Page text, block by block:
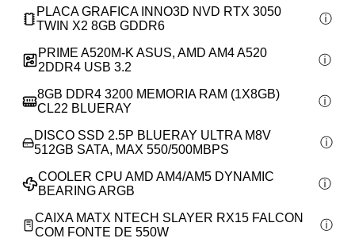
PLACA GRAFICA INNO3D NVD RTX 3050
TWIN X2 8GB GDDR6
PRIME A520M-K ASUS, AMD AM4 A520
2DDR4 USB 3.2
8GB DDR4 3200 MEMORIA RAM (1X8GB)
CL22 BLUERAY
DISCO SSD 2.5P BLUERAY ULTRA M8V
512GB SATA, MAX 550/500MBPS
COOLER CPU AMD AM4/AM5 DYNAMIC
BEARING ARGB
CAIXA MATX NTECH SLAYER RX15 FALCON
COM FONTE DE 550W